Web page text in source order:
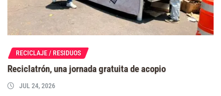
RECICLAJE / RESIDUOS
Reciclatrón, una jornada gratuita de acopio
JUL 24, 2026